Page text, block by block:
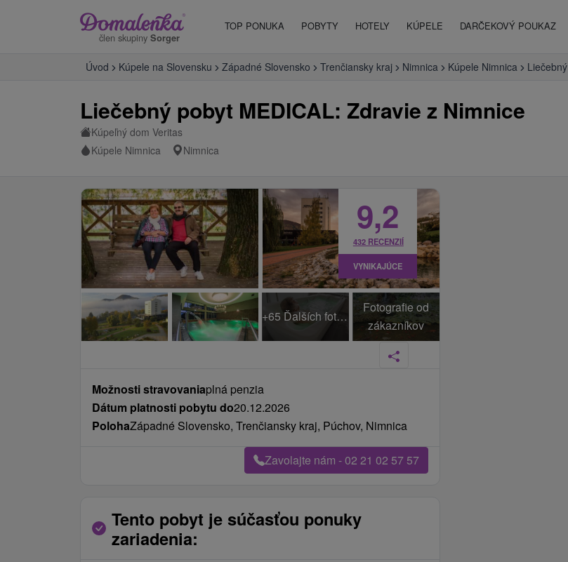
člen skupiny Sorger
TOP PONUKA POBYTY HOTELY KÚPELE DARČEKOVÝ POUKAZ
Úvod Kúpele na Slovensku Západné Slovensko Trenčiansky kraj Nimnica Kúpele Nimnica
Liečebný pobyt MEDICAL: Zdravie z Nimnice
Kúpeľný dom Veritas
Kúpele Nimnica
Nimnica
+65 Ďalších fotiek
Fotografie od
zákazníkov
9,2
432 RECENZIÍ
VYNIKAJÚCE
Možnosti stravovaniaplná penzia
Dátum platnosti pobytu do20.12.2026
PolohaZápadné Slovensko, Trenčiansky kraj, Púchov, Nimnica
Zavolajte nám - 02 21 02 57 57
Tento pobyt je súčasťou ponuky
zariadenia: